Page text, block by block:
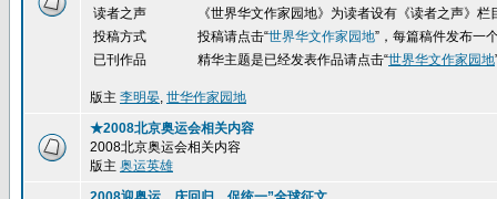
读者之声
《世界华文作家园地》为读者设有《读者之声》
投稿方式
投稿请点击“世界华文作家园地”，每篇稿件发布一
已刊作品
精华主题是已经发表作品请点击“世界华文作家园地
版主 李明晏, 世华作家园地
★2008北京奥运会相关内容
2008北京奥运会相关内容
版主 奥运英雄